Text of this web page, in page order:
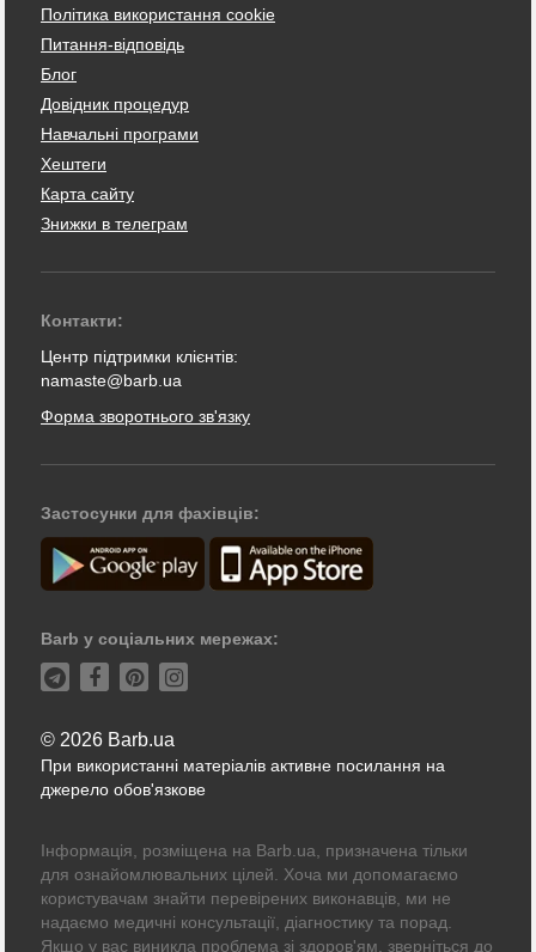
Політика використання cookie
Питання-відповідь
Блог
Довідник процедур
Навчальні програми
Хештеги
Карта сайту
Знижки в телеграм
Контакти:
Центр підтримки клієнтів:
namaste@barb.ua
Форма зворотнього зв'язку
Застосунки для фахівців:
Barb у соціальних мережах:
© 2026 Barb.ua
При використанні матеріалів активне посилання на
джерело обов'язкове
Інформація, розміщена на Barb.ua, призначена тільки
для ознайомлювальних цілей. Хоча ми допомагаємо
користувачам знайти перевірених виконавців, ми не
надаємо медичні консультації, діагностику та порад.
Якщо у вас виникла проблема зі здоров'ям, зверніться до